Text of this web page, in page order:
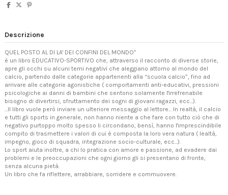
Descrizione
QUEL POSTO AL DI LA' DEI CONFINI DEL MONDO”
è un libro EDUCATIVO-SPORTIVO che, attraverso il racconto di diverse storie,
apre gli occhi su alcuni temi negativi che aleggiano attorno al mondo del
calcio, partendo dalle categorie appartenenti alla “scuola calcio”, fino ad
arrivare alle categorie agonistiche ( comportamenti anti-educativi, pressioni
psicologiche ai danni di bambini che sentono solamente l'irrefrenabile
bisogno di divertirsi, sfruttamento dei sogni di giovani ragazzi, ecc...).
...Il libro vuole però inviare un ulteriore messaggio al lettore... In realtà, il calcio
e tutti gli sports in generale, non hanno niente a che fare con tutto ciò che di
negativo purtoppo molto spesso li circondano, bensì, hanno l'imprescindibile
compito di trasmettere i valori di cui è composta la loro vera natura ( lealtà,
impegno, gioco di squadra, integrazione socio-culturale, ecc...).
Lo sport aiuta inoltre, a chi lo pratica con amore e passione, ad evadere dai
problemi e le preoccupazioni che ogni giorno gli si presentano di fronte,
senza alcuna pietà.
Un libro che fa riflettere, arrabbiare, sorridere e commuovere.